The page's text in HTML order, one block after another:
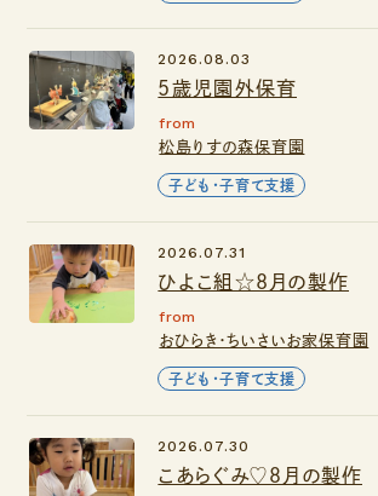
5歳児園外保育
2026.08.03
from
松島りすの森保育園
子ども・子育て支援
ひよこ組☆8月の製作
2026.07.31
from
おひらき・ちいさいお家保育園
子ども・子育て支援
こあらぐみ♡８月の製作
2026.07.30